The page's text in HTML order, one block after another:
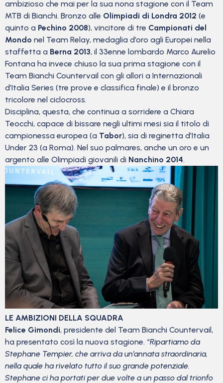
ambizioso che mai per la sua nona stagione con il Team
MTB di Bianchi. Bronzo alle Olimpiadi di Londra 2012 (e
quinto a Pechino 2008), vincitore di tre Campionati del
Mondo nel Team Relay, medaglia d’oro agli Europei nella
staffetta a Berna 2013, il 33enne lombardo Marco Aurelio
Fontana ha invece chiuso la sua prima stagione con il
Team Bianchi Countervail con gli allori a Internazionali
d’Italia Series (tre prove e classifica finale) e il bronzo
tricolore nel ciclocross.
Disciplina, questa, che continua a sorridere a Chiara
Teocchi, capace di bissare negli ultimi mesi sia il titolo di
campionessa europea (a Tabor), sia di reginetta d’Italia
Under 23 (a Roma). Nel suo palmares, anche un oro e un
argento alle Olimpiadi giovanili di Nanchino 2014.
LE AMBIZIONI DELLA SQUADRA
Felice Gimondi, presidente del Team Bianchi Countervail,
ha presentato così la nuova stagione. “Ripartiamo da
Stephane Tempier, che arriva da un’annata straordinaria,
nella quale ha rivelato tutto il suo grande potenziale.
Stephane ci ha portati per due volte a un passo dal trionfo